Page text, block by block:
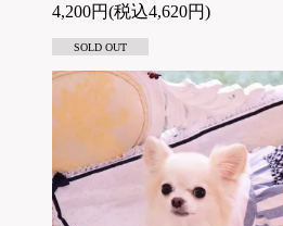
4,200円(税込4,620円)
SOLD OUT